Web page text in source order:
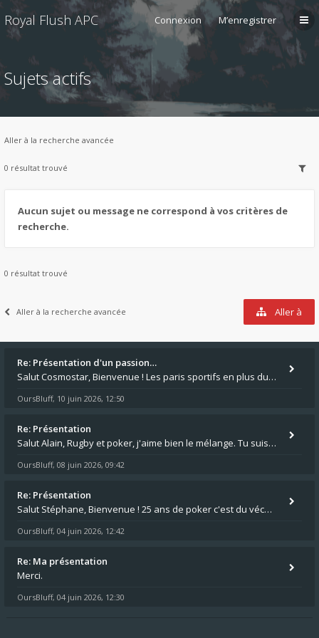
Royal Flush APC Connexion M’enregistrer
Sujets actifs
Aller à la recherche avancée
0 résultat trouvé
Aucun sujet ou message ne correspond à vos critères de
recherche.
0 résultat trouvé
Aller à la recherche avancée Aller à
Re: Présentation d'un passion…
Salut Cosmostar, Bienvenue ! Les paris sportifs en plus du poker, c'est ce que je fais aussi. Surtout la NBA, je mise su
OursBluff, 10 juin 2026, 12:50
Re: Présentation
Salut Alain, Rugby et poker, j'aime bien le mélange. Tu suis le rugby du coin ? Moi j'essaie d'aller voir des matchs de
OursBluff, 08 juin 2026, 09:42
Re: Présentation
Salut Stéphane, Bienvenue ! 25 ans de poker c'est du vécu quand même. Moi je suis relativementnouveau (2018) mais j'ai a
OursBluff, 04 juin 2026, 12:42
Re: Ma présentation
Merci.
OursBluff, 04 juin 2026, 12:30